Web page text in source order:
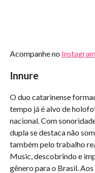
Acompanhe no
Innure
O duo catarinense
tempo já é alvo de
nacional. Com
dupla se destaca não
também pelo trabalho
Music, descobrindo e
gênero para o Brasil.